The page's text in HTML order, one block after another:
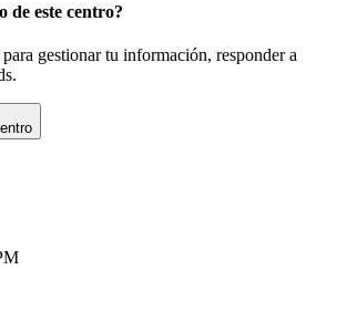
de este centro?
gestionar tu información, responder a